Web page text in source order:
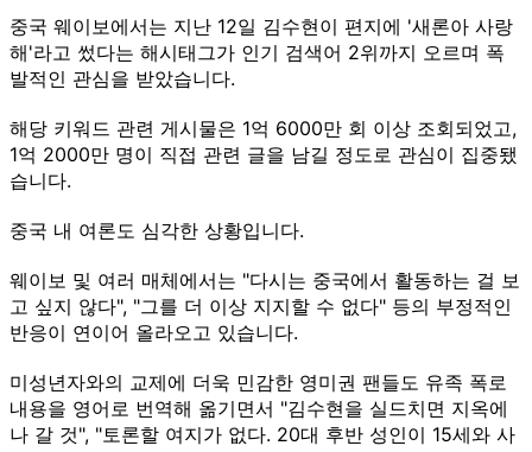
중국 웨이보에서는 지난 12일 김수현이 편지에 '새론아 사랑
해'라고 썼다는 해시태그가 인기 검색어 2위까지 오르며 폭
발적인 관심을 받았습니다.
해당 키워드 관련 게시물은 1억 6000만 회 이상 조회되었고,
1억 2000만 명이 직접 관련 글을 남길 정도로 관심이 집중됐
습니다.
중국 내 여론도 심각한 상황입니다.
웨이보 및 여러 매체에서는 "다시는 중국에서 활동하는 걸 보
고 싶지 않다", "그를 더 이상 지지할 수 없다" 등의 부정적인
반응이 연이어 올라오고 있습니다.
미성년자와의 교제에 더욱 민감한 영미권 팬들도 유족 폭로
내용을 영어로 번역해 옮기면서 "김수현을 실드치면 지옥에
나 갈 것", "토론할 여지가 없다. 20대 후반 성인이 15세와 사